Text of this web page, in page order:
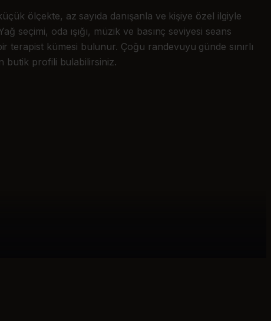
ölçekte, az sayıda danışanla ve kişiye özel ilgiyle
seçimi, oda ışığı, müzik ve basınç seviyesi seans
terapist kümesi bulunur. Çoğu randevuyu günde sınırlı
butik profili bulabilirsiniz.